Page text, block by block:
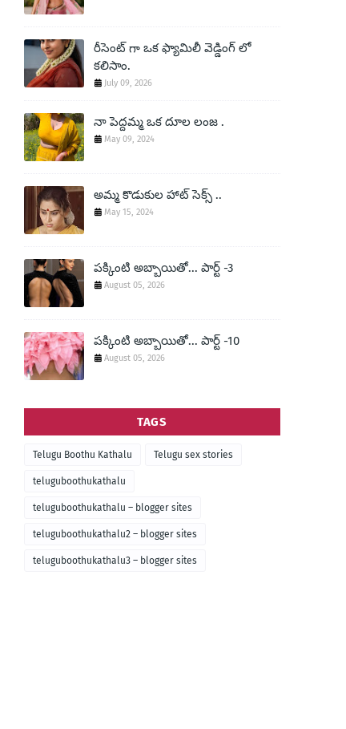
రీసెంట్ గా ఒక ఫ్యామిలీ వెడ్డింగ్ లో
కలిసాం.
July 09, 2026
నా పెద్దమ్మ ఒక దూల లంజ .
May 09, 2024
అమ్మ కొడుకుల హాట్ సెక్స్ ..
May 15, 2024
పక్కింటి అబ్బాయితో... పార్ట్ -3
August 05, 2026
పక్కింటి అబ్బాయితో... పార్ట్ -10
August 05, 2026
TAGS
Telugu Boothu Kathalu Telugu sex stories
teluguboothukathalu
teluguboothukathalu – blogger sites
teluguboothukathalu2 – blogger sites
teluguboothukathalu3 – blogger sites